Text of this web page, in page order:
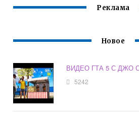
Реклама
Новое
ВИДЕО ГТА 5 С ДЖО
5242